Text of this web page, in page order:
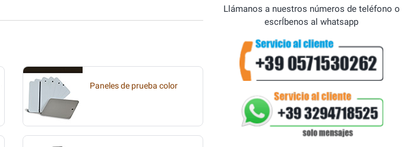
Paneles de prueba color
Llámanos a nuestros números de teléfono o
escrÍbenos al whatsapp